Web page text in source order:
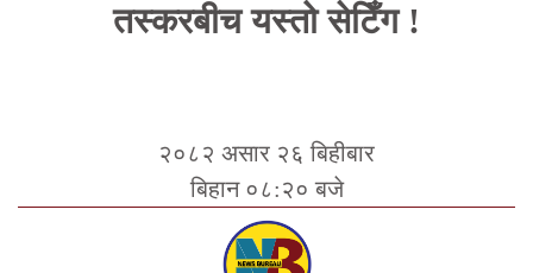
तस्करबीच यस्तो सेटिँग !
२०८२ असार २६ बिहीबार
बिहान ०८:२० बजे